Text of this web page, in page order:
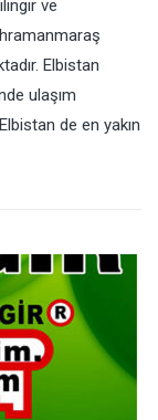
ve
Elbistan
ulaşım
de en yakın